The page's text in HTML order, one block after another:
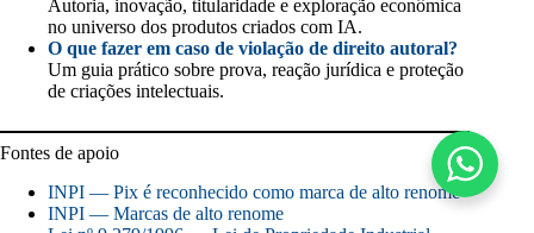
Autoria, inovação, titularidade e exploração econômica
no universo dos produtos criados com IA.
O que fazer em caso de violação de direito autoral?
Um guia prático sobre prova, reação jurídica e proteção
de criações intelectuais.
Fontes de apoio
INPI — Pix é reconhecido como marca de alto renome
INPI — Marcas de alto renome